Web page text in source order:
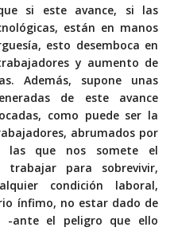
si este avance, si las
están en manos
esto desemboca en
y aumento de
Además, supone unas
de este avance
como puede ser la
abrumados por
las que nos somete el
trabajar para sobrevivir,
condición laboral,
ínfimo, no estar dado de
-ante el peligro que ello